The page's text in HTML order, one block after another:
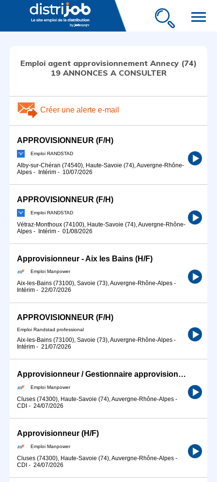
menu
Emploi agent approvisionnement Annecy (74)
19 ANNONCES A CONSULTER
Créer une alerte e-mail
APPROVISIONNEUR (F/H)
Emploi RANDSTAD
Alby-sur-Chéran (74540), Haute-Savoie (74), Auvergne-Rhône-
Alpes - Intérim - 10/07/2026
APPROVISIONNEUR (F/H)
Emploi RANDSTAD
Vétraz-Monthoux (74100), Haute-Savoie (74), Auvergne-Rhône-
Alpes - Intérim - 01/08/2026
Approvisionneur - Aix les Bains (H/F)
Emploi Manpower
Aix-les-Bains (73100), Savoie (73), Auvergne-Rhône-Alpes -
Intérim - 22/07/2026
APPROVISIONNEUR (F/H)
Emploi Randstad professional
Aix-les-Bains (73100), Savoie (73), Auvergne-Rhône-Alpes -
Intérim - 21/07/2026
Approvisionneur / Gestionnaire approvisionnement (H/F)
Emploi Manpower
Cluses (74300), Haute-Savoie (74), Auvergne-Rhône-Alpes -
CDI - 24/07/2026
Approvisionneur (H/F)
Emploi Manpower
Cluses (74300), Haute-Savoie (74), Auvergne-Rhône-Alpes -
CDI - 24/07/2026